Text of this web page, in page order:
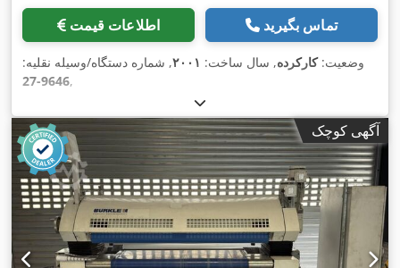
اطلاعات قیمت تماس بگیرید
وضعیت:کارکرده, سال ساخت: ۲۰۰۱, شماره دستگاه/وسیله نقلیه:
9646-27,
آگهی کوچک